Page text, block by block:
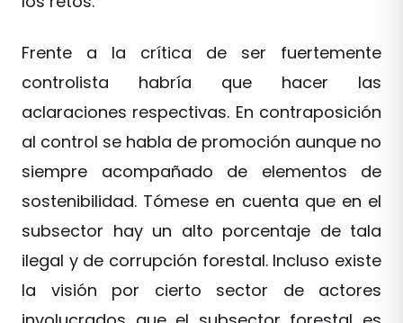
Frente a la crítica de ser fuertemente
controlista habría que hacer las
aclaraciones respectivas. En contraposición
al control se habla de promoción aunque no
siempre acompañado de elementos de
sostenibilidad. Tómese en cuenta que en el
subsector hay un alto porcentaje de tala
ilegal y de corrupción forestal. Incluso existe
la visión por cierto sector de actores